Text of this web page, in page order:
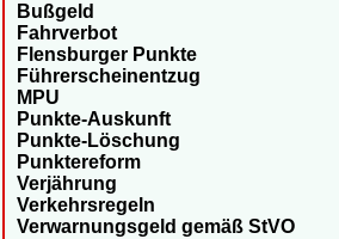
Bußgeld
Fahrverbot
Flensburger Punkte
Führerscheinentzug
MPU
Punkte-Auskunft
Punkte-Löschung
Punktereform
Verjährung
Verkehrsregeln
Verwarnungsgeld gemäß StVO